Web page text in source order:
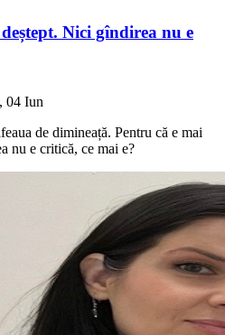
Nici gîndirea nu e
04 Iun
de dimineață. Pentru că e mai
nu e critică, ce mai e?